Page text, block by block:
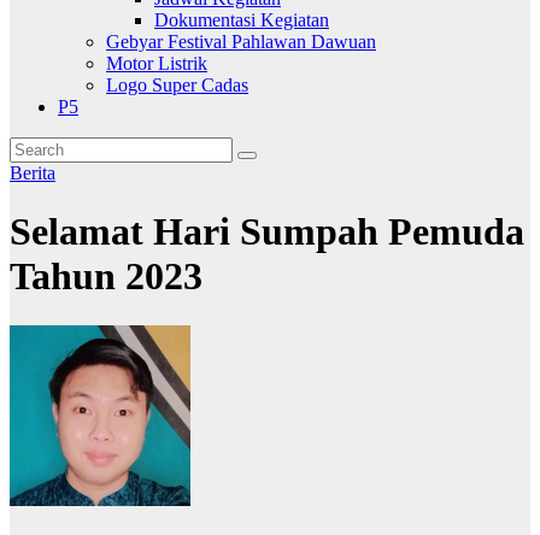
Dokumentasi Kegiatan
Gebyar Festival Pahlawan Dawuan
Motor Listrik
Logo Super Cadas
P5
Berita
Selamat Hari Sumpah Pemuda
Tahun 2023